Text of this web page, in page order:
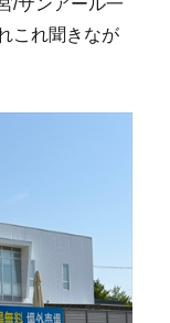
/サンアール一
これ聞きなが